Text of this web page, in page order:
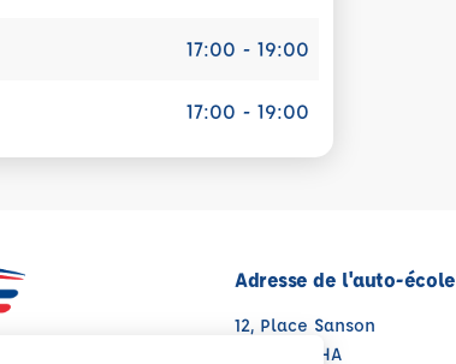
17:00 - 19:00
17:00 - 19:00
Adresse de l'auto-école
12, Place Sanson
17160 MATHA